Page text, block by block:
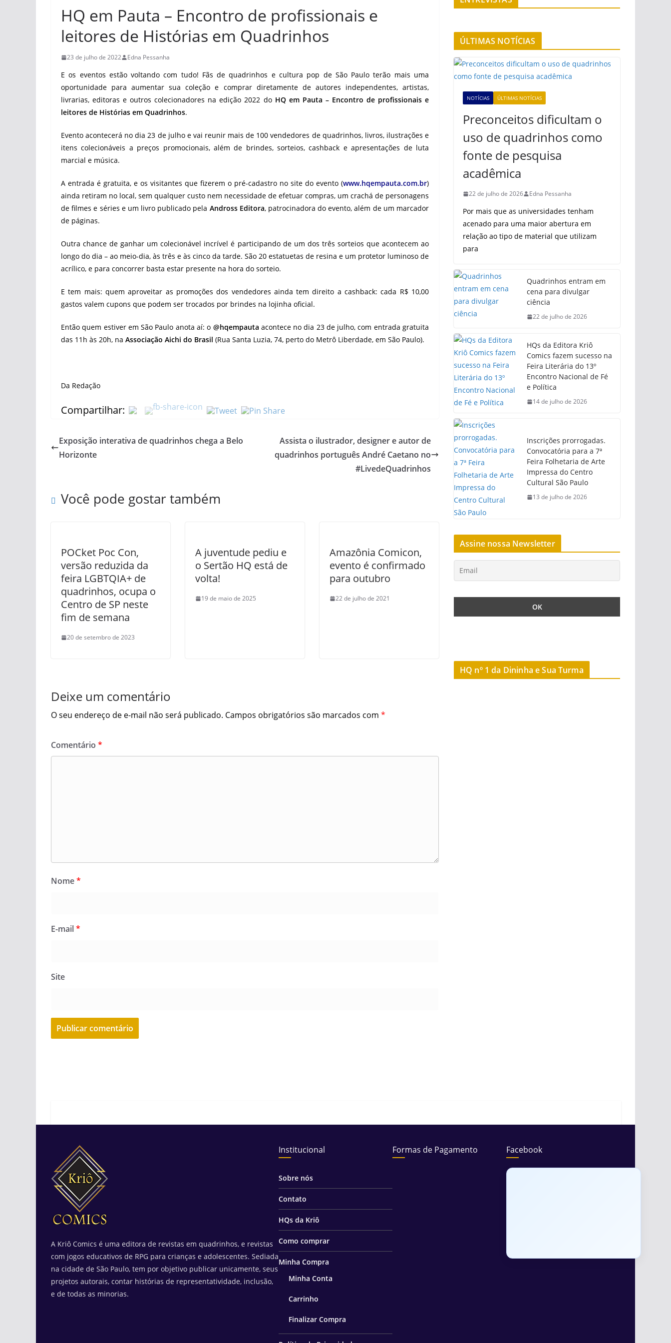
HQ em Pauta – Encontro de profissionais e
leitores de Histórias em Quadrinhos
23 de julho de 2022 Edna Pessanha
E os eventos estão voltando com tudo! Fãs de quadrinhos e cultura pop de São Paulo terão mais uma
oportunidade para aumentar sua coleção e comprar diretamente de autores independentes, artistas,
livrarias, editoras e outros colecionadores na edição 2022 do HQ em Pauta – Encontro de profissionais e
leitores de Histórias em Quadrinhos.
Evento acontecerá no dia 23 de julho e vai reunir mais de 100 vendedores de quadrinhos, livros, ilustrações e
itens colecionáveis a preços promocionais, além de brindes, sorteios, cashback e apresentações de luta
marcial e música.
A entrada é gratuita, e os visitantes que fizerem o pré-cadastro no site do evento (www.hqempauta.com.br)
ainda retiram no local, sem qualquer custo nem necessidade de efetuar compras, um crachá de personagens
de filmes e séries e um livro publicado pela Andross Editora, patrocinadora do evento, além de um marcador
de páginas.
Outra chance de ganhar um colecionável incrível é participando de um dos três sorteios que acontecem ao
longo do dia – ao meio-dia, às três e às cinco da tarde. São 20 estatuetas de resina e um protetor luminoso de
acrílico, e para concorrer basta estar presente na hora do sorteio.
E tem mais: quem aproveitar as promoções dos vendedores ainda tem direito a cashback: cada R$ 10,00
gastos valem cupons que podem ser trocados por brindes na lojinha oficial.
Então quem estiver em São Paulo anota aí: o @hqempauta acontece no dia 23 de julho, com entrada gratuita
das 11h às 20h, na Associação Aichi do Brasil (Rua Santa Luzia, 74, perto do Metrô Liberdade, em São Paulo).
Da Redação
Compartilhar:
Exposição interativa de quadrinhos chega a Belo
Horizonte
Assista o ilustrador, designer e autor de
quadrinhos português André Caetano no
#LivedeQuadrinhos
Você pode gostar também
POCket Poc Con,
versão reduzida da
feira LGBTQIA+ de
quadrinhos, ocupa o
Centro de SP neste
fim de semana
20 de setembro de 2023
A juventude pediu e
o Sertão HQ está de
volta!
19 de maio de 2025
Amazônia Comicon,
evento é confirmado
para outubro
22 de julho de 2021
Deixe um comentário
O seu endereço de e-mail não será publicado. Campos obrigatórios são marcados com *
Comentário *
Nome*
E-mail*
Site
ÚLTIMAS NOTÍCIAS
NOTÍCIAS ÚLTIMAS NOTÍCIAS
Preconceitos dificultam o
uso de quadrinhos como
fonte de pesquisa
acadêmica
22 de julho de 2026 Edna Pessanha
Por mais que as universidades tenham
acenado para uma maior abertura em
relação ao tipo de material que utilizam
para
Quadrinhos entram em
cena para divulgar
ciência
22 de julho de 2026
HQs da Editora Kriô
Comics fazem sucesso na
Feira Literária do 13º
Encontro Nacional de Fé
e Política
14 de julho de 2026
Inscrições prorrogadas.
Convocatória para a 7ª
Feira Folhetaria de Arte
Impressa do Centro
Cultural São Paulo
13 de julho de 2026
Assine nossa Newsletter
HQ nº 1 da Dininha e Sua Turma
A Kriô Comics é uma editora de revistas em quadrinhos, e revistas
com jogos educativos de RPG para crianças e adolescentes. Sediada
na cidade de São Paulo, tem por objetivo publicar unicamente, seus
projetos autorais, contar histórias de representatividade, inclusão,
e de todas as minorias.
Institucional
Sobre nós
Contato
HQs da Kriô
Como comprar
Minha Compra
Minha Conta
Carrinho
Finalizar Compra
Formas de Pagamento Facebook